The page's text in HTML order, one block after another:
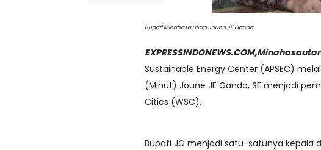
Bupati Minahasa Utara Jound JE Ganda
Sustainable Energy Center (APSEC)
(Minut) Joune JE Ganda, SE menjadi
Cities (WSC).
Bupati JG menjadi satu-satunya kepala